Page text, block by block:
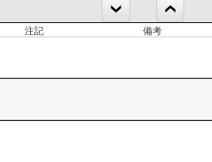
注記 備考